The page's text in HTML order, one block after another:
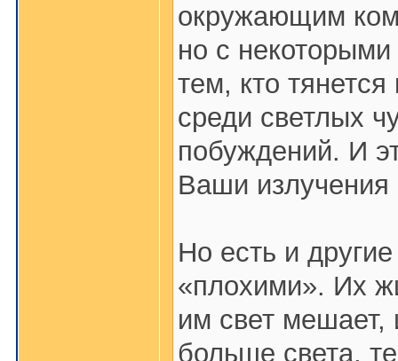
окружающим
но с
тем, кто
среди светлых
побуждений. И
Ваши излучения
Но есть и
«плохими». Их
им свет
больше света,